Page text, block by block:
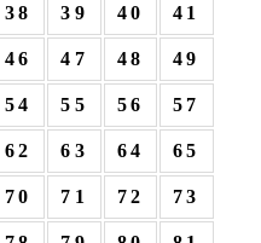
38 39 40 41
46 47 48 49
54 55 56 57
62 63 64 65
70 71 72 73